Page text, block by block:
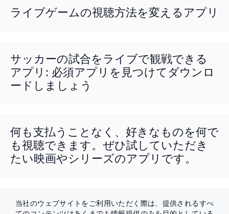
ライブゲームの視聴方法を変えるアプリ
サッカーの試合をライブで観戦できる
アプリ: 必須アプリを見つけてダウンロ
ードしましょう
何も支払うことなく、好きなものを何で
も視聴できます。ぜひ試していただき
たい映画やシリーズのアプリです。
当社のウェブサイトをご利用いただく際は、提供されるすべ